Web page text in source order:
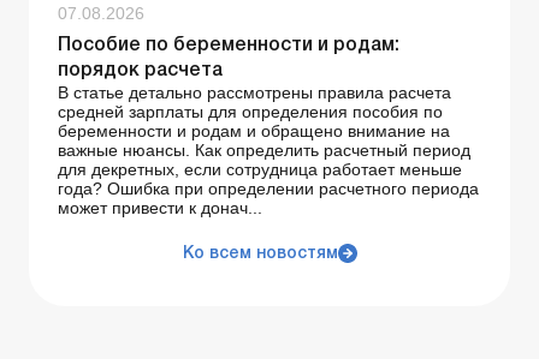
07.08.2026
Пособие по беременности и родам:
порядок расчета
В статье детально рассмотрены правила расчета
средней зарплаты для определения пособия по
беременности и родам и обращено внимание на
важные нюансы. Как определить расчетный период
для декретных, если сотрудница работает меньше
года? Ошибка при определении расчетного периода
может привести к донач...
Ко всем новостям